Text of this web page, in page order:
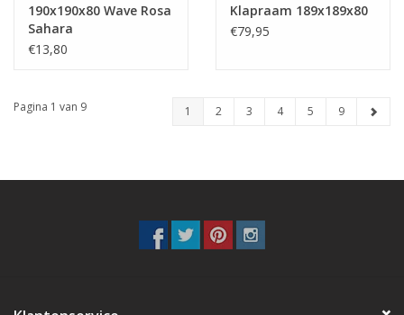
190x190x80 Wave Rosa
Sahara
€13,80
Klapraam 189x189x80
€79,95
Pagina 1 van 9 1 2 3 4 5 9